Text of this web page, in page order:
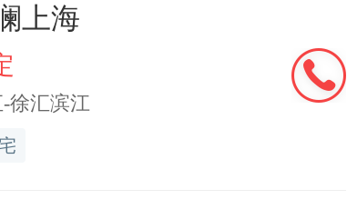
15米提到24米。官方
设施的配置弹性，合
”——简单说，学校这
上海
徐汇滨江